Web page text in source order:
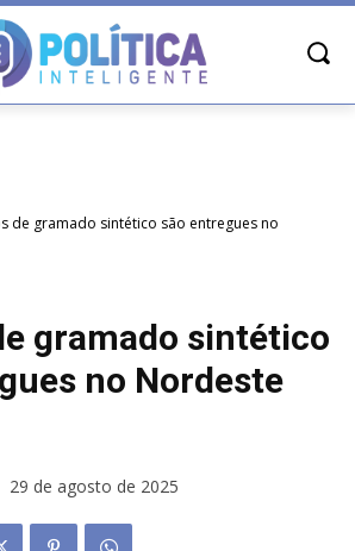
de gramado sintético são entregues no
gramado sintético
no Nordeste
29 de agosto de 2025